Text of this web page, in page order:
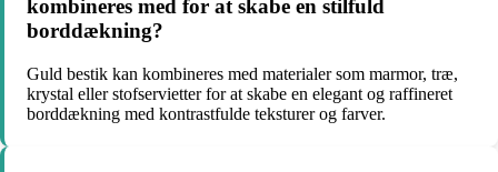
kombineres med for at skabe en stilfuld
borddækning?
Guld bestik kan kombineres med materialer som marmor, træ,
krystal eller stofservietter for at skabe en elegant og raffineret
borddækning med kontrastfulde teksturer og farver.